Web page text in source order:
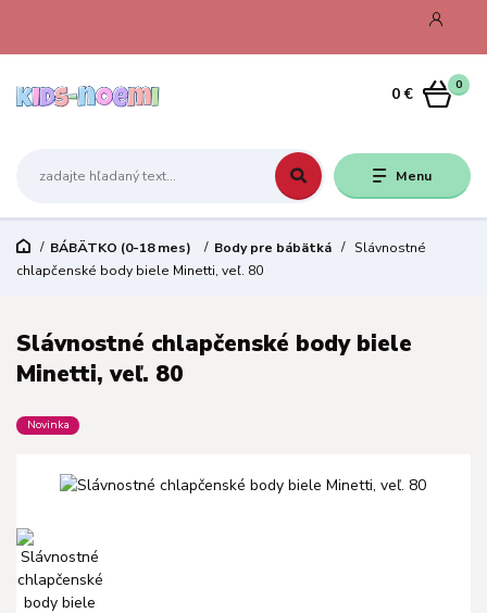
Menu
0
0 €
BÁBÄTKO (0-18 mes) Body pre bábätká
Slávnostné
chlapčenské body biele Minetti, veľ. 80
Slávnostné chlapčenské body biele
Minetti, veľ. 80
Novinka